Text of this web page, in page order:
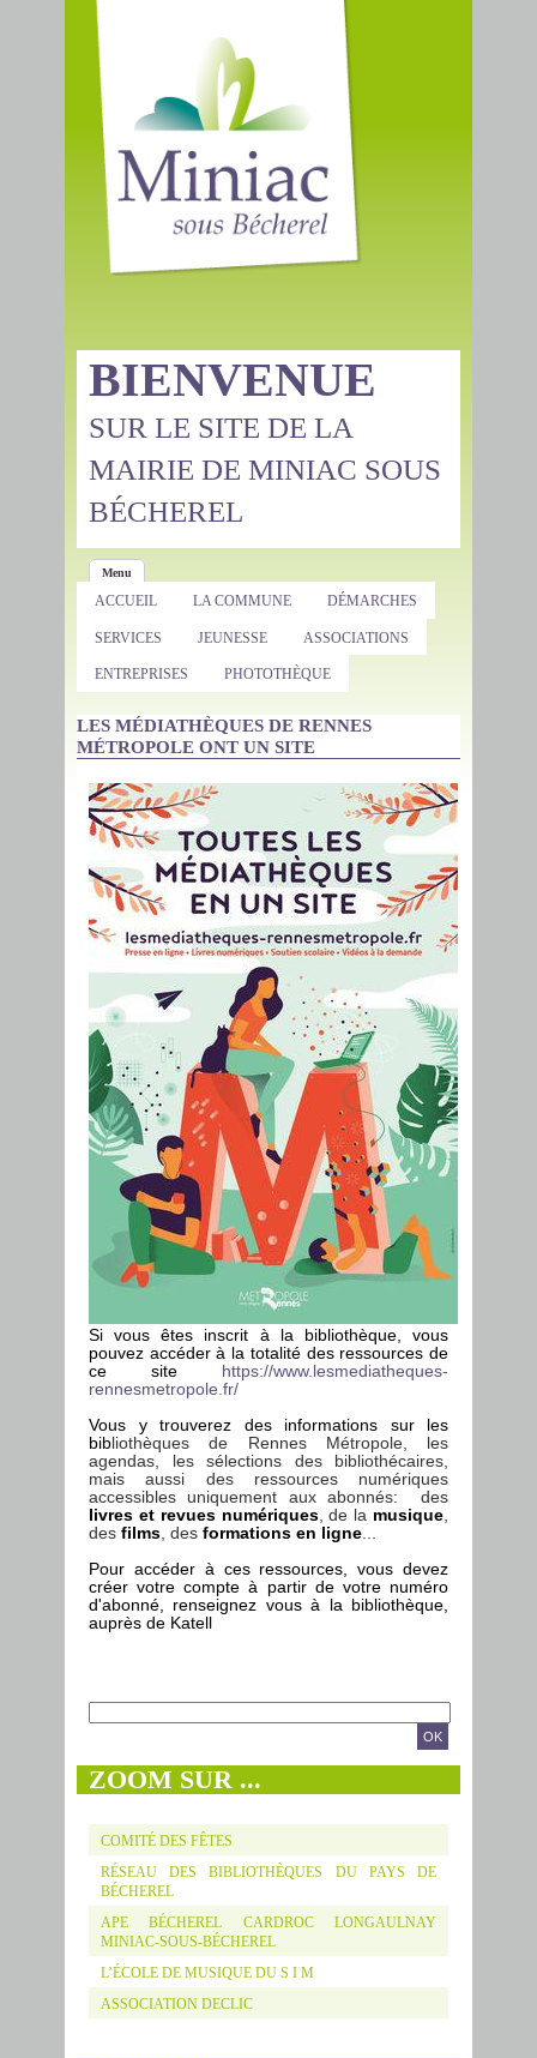
BIENVENUE
SUR LE SITE DE LA
MAIRIE DE MINIAC SOUS
BÉCHEREL
Menu
ACCUEIL LA COMMUNE DÉMARCHES
SERVICES JEUNESSE ASSOCIATIONS
ENTREPRISES PHOTOTHÈQUE
LES MÉDIATHÈQUES DE RENNES
MÉTROPOLE ONT UN SITE
Si vous êtes inscrit à la bibliothèque, vous
pouvez accéder à la totalité des ressources de
ce site https://www.lesmediatheques-
rennesmetropole.fr/
Vous y trouverez des informations sur les
bibliothèques de Rennes Métropole, les
agendas, les sélections des bibliothécaires,
mais aussi des ressources numériques
accessibles uniquement aux abonnés: des
livres et revues numériques, de la musique,
des films, des formations en ligne...
Pour accéder à ces ressources, vous devez
créer votre compte à partir de votre numéro
d'abonné, renseignez vous à la bibliothèque,
auprès de Katell
Formulaire de recherche
RECHERCHE
ZOOM SUR ...
COMITÉ DES FÊTES
RÉSEAU DES BIBLIOTHÈQUES DU PAYS DE
BÉCHEREL
APE BÉCHEREL CARDROC LONGAULNAY
MINIAC-SOUS-BÉCHEREL
L’ÉCOLE DE MUSIQUE DU S I M
ASSOCIATION DECLIC